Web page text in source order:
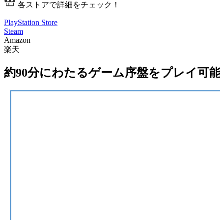
各ストアで詳細をチェック！
PlayStation Store
Steam
Amazon
楽天
約90分にわたるゲーム序盤をプレイ可